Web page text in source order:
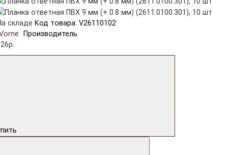
складе Код товара: V26110102
Производитель